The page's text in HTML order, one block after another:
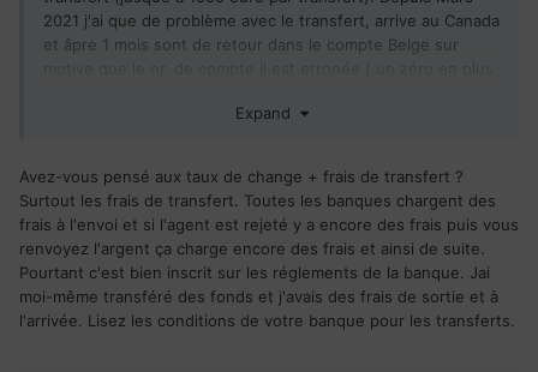
2021 j'ai que de problème avec le transfert, arrive au Canada
et âpre 1 mois sont de retour dans le compte Belge sur
sans problème en max. 2 jours ouvrable (quand tout il est
mon compte Belge 671 euro et de retour (âpre un séjour de
30 jours au Canada ) arrive 613 euro dans mon compte
Belge. Depuis Mars j'ai déposé plusieurs plainte sans
aucune réponse concret (de deux cote Canadien et Belge).
Pour l'instant je ne trouve aucun solution a ma énigme. J'ai
essaie de ouvrir un autre compte chez Desjardins OnLine
sans aucune espoir, il me demande de ales sur place a un
Expand
Avez-vous pensé aux taux de change + frais de transfert ?
Surtout les frais de transfert. Toutes les banques chargent des
frais à l'envoi et si l'agent est rejeté y a encore des frais puis vous
renvoyez l'argent ça charge encore des frais et ainsi de suite.
Pourtant c'est bien inscrit sur les réglements de la banque. Jai
moi-même transféré des fonds et j'avais des frais de sortie et à
l'arrivée. Lisez les conditions de votre banque pour les transferts.